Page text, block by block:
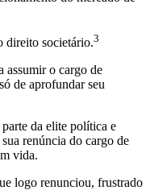
direito societário.3
assumir o cargo de
de aprofundar seu
da elite política e
renúncia do cargo de
vida.
logo renunciou, frustrado